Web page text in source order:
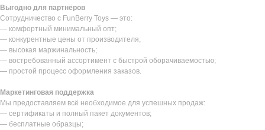
Выгодно для партнёров
Сотрудничество с FunBerry Toys — это:
— комфортный минимальный опт;
— конкурентные цены от производителя;
— высокая маржинальность;
— востребованный ассортимент с быстрой оборачиваемостью;
— простой процесс оформления заказов.
Маркетинговая поддержка
Мы предоставляем всё необходимое для успешных продаж:
— сертификаты и полный пакет документов;
— бесплатные образцы;